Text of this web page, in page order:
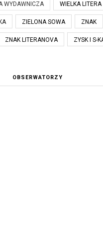
WYDAWNICZA WIELKA LITERA
ZIELONA SOWA ZNAK
ZNAK LITERANOVA ZYSK I S-
OBSERWATORZY